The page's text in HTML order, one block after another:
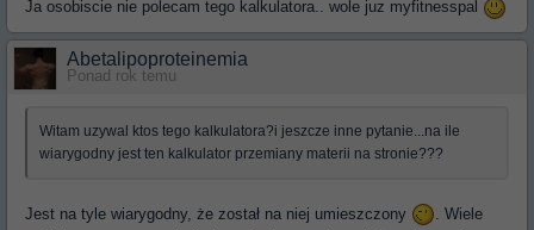
Ja osobiscie nie polecam tego kalkulatora.. wole juz myfitnesspal
Abetalipoproteinemia
Ponad rok temu
Witam uzywal ktos tego kalkulatora?i jeszcze inne pytanie...na ile
wiarygodny jest ten kalkulator przemiany materii na stronie???
Jest na tyle wiarygodny, że został na niej umieszczony
. Wiele